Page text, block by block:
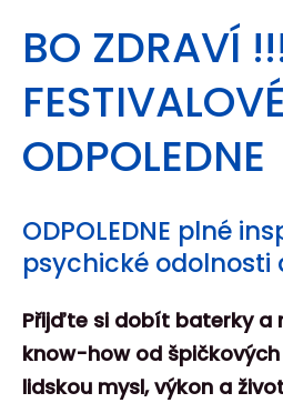
BO ZDRAVÍ
FESTIVALOVÉ
ODPOLEDNE
ODPOLEDNE plné
psychické odolnosti
Přijďte si dobít baterky a
know-how od
lidskou mysl, výkon a